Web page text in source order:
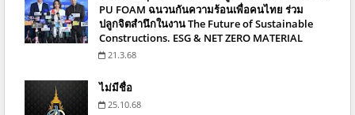
PU FOAM ฉนวนกันความร้อนเพื่อคนไทย ร่วม
ปลูกจิตสำนึกในงาน The Future of Sustainable
Constructions. ESG & NET ZERO MATERIAL
21.3.68
ไม่มีชื่อ
25.10.68